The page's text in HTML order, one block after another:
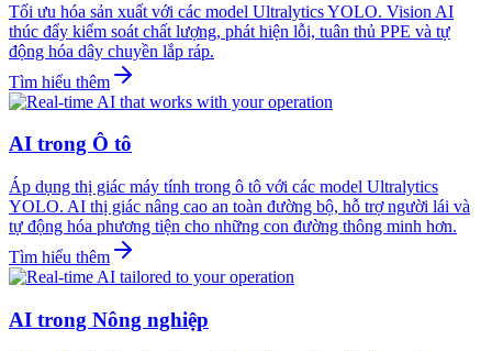
Tối ưu hóa sản xuất với các model Ultralytics YOLO. Vision AI
thúc đẩy kiểm soát chất lượng, phát hiện lỗi, tuân thủ PPE và tự
động hóa dây chuyền lắp ráp.
Tìm hiểu thêm
AI trong Ô tô
Áp dụng thị giác máy tính trong ô tô với các model Ultralytics
YOLO. AI thị giác nâng cao an toàn đường bộ, hỗ trợ người lái và
tự động hóa phương tiện cho những con đường thông minh hơn.
Tìm hiểu thêm
AI trong Nông nghiệp